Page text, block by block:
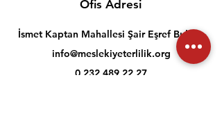
Ofis Adresi
İsmet Kaptan Mahallesi Şair Eşref Bulvarı
info@meslekiyeterlilik.org
0 232 489 22 27